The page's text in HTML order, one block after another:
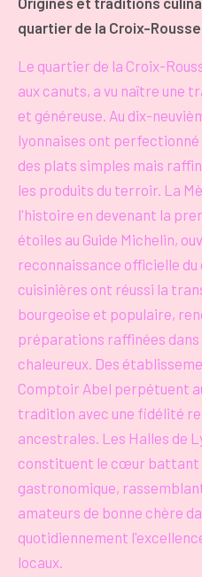
quartier de la Croix-Rousse
Le quartier de la Croix-
aux canuts, a vu naître une
et généreuse. Au dix-
lyonnaises ont
des plats simples mais
les produits du terroir. La
l'histoire en devenant la
étoiles au Guide Michelin,
reconnaissance officielle
cuisinières ont réussi la
bourgeoise et populaire,
préparations raffinées
chaleureux. Des
Comptoir Abel perpétuent
tradition avec une fidélité
ancestrales. Les Halles de
constituent le cœur
gastronomique,
amateurs de bonne chère
quotidiennement
locaux.